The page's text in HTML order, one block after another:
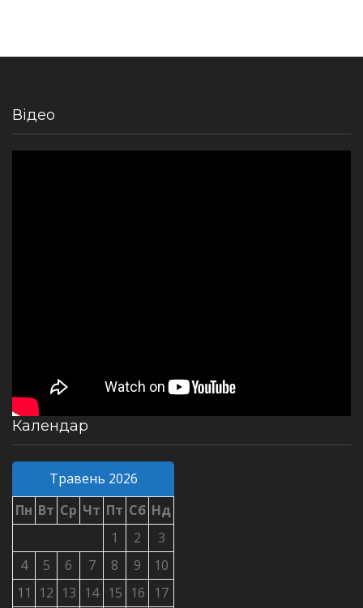
Відео
Календар
Травень 2026
Пн Вт Ср Чт Пт Сб Нд
1
2
3
4
5 6 7 8 9
10
11
12 13 14 15 16 17